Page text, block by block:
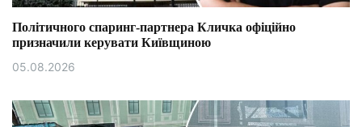
Політичного спаринг-партнера Кличка офіційно
призначили керувати Київщиною
05.08.2026